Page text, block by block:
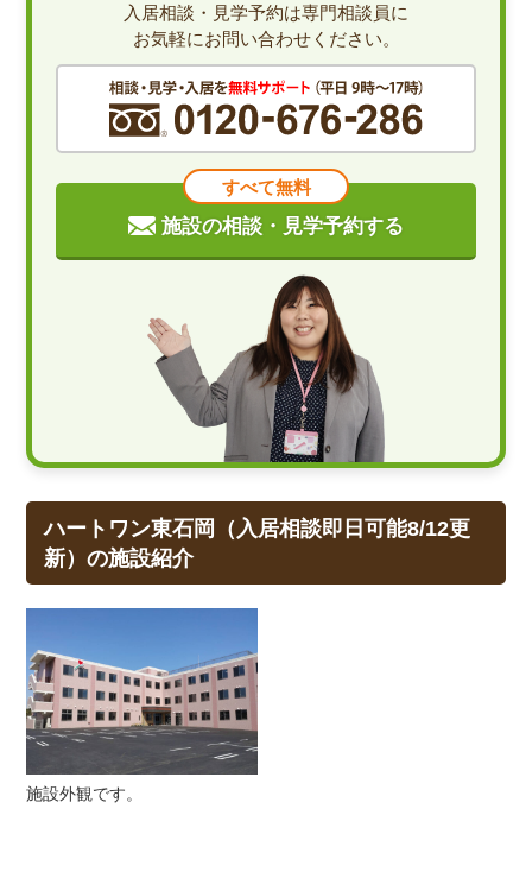
入居相談・見学予約は専門相談員に
お気軽にお問い合わせください。
すべて無料
施設の相談・見学予約する
ハートワン東石岡（入居相談即日可能8/12更
新）の施設紹介
施設外観です。